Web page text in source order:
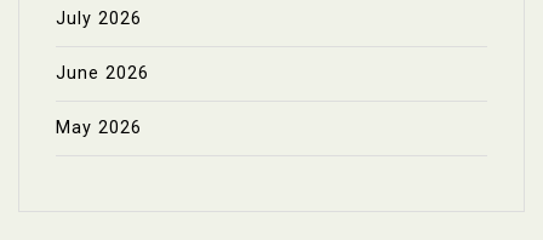
July 2026
June 2026
May 2026